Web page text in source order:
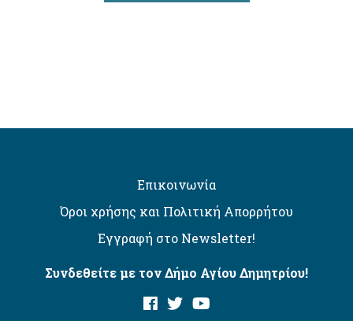
Επικοινωνία
Όροι χρήσης και Πολιτική Απορρήτου
Εγγραφή στο Newsletter!
Συνδεθείτε με τον Δήμο Αγίου Δημητρίου!